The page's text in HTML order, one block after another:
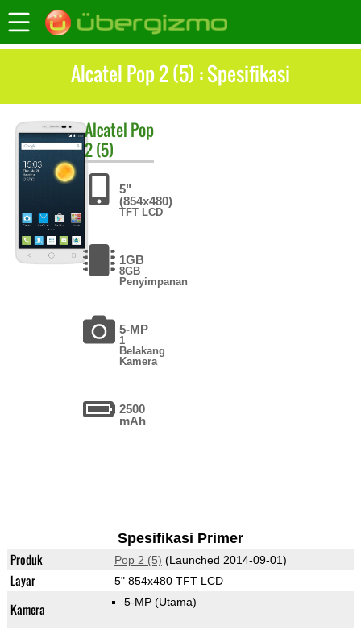
Alcatel Pop 2 (5) : Spesifikasi
Alcatel Pop
2 (5)
5"
(854x480)
TFT LCD
1GB
8GB
Penyimpanan
5-MP
1
Belakang
Kamera
2500
mAh
Spesifikasi Primer
Produk Pop 2 (5) (Launched 2014-09-01)
Layar 5" 854x480 TFT LCD
Kamera 5-MP (Utama)